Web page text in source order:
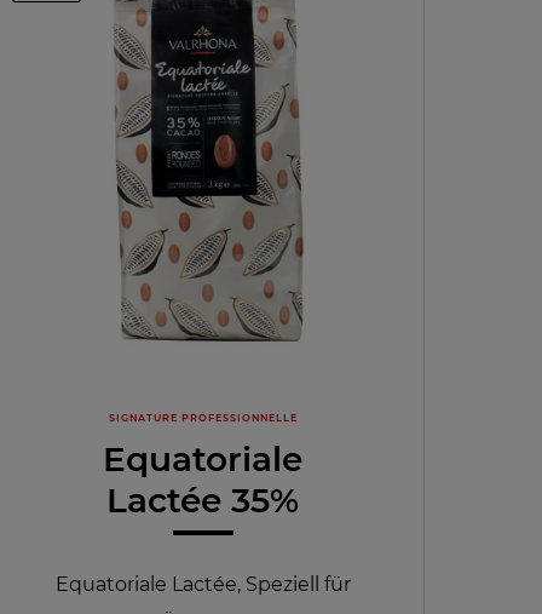
SIGNATURE PROFESSIONNELLE
Equatoriale
Lactée 35%
Equatoriale Lactée, Speziell für